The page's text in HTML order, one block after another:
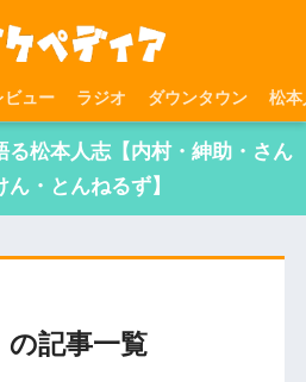
ビュー ラジオ ダウンタウン 松本
る松本人志【内村・紳助・さん
ん・とんねるず】
の記事一覧